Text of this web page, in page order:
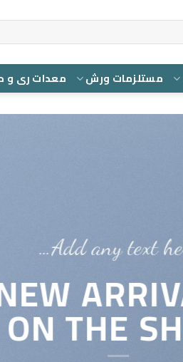
مستلزمات ورش معدات رى و
Add any text
ON THE